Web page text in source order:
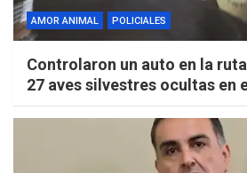
AMOR ANIMAL POLICIALES
Controlaron un auto en la
27 aves silvestres ocultas en